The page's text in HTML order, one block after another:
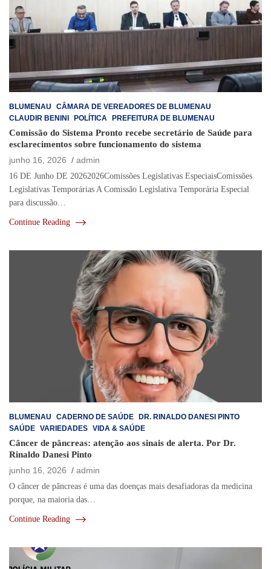
BLUMENAU
CÂMARA DE VEREADORES DE BLUMENAU
CLAUDIR BENINI POLÍTICA PREFEITURA DE BLUMENAU
Comissão do Sistema Pronto recebe secretário de Saúde para
esclarecimentos sobre funcionamento do sistema
junho 16, 2026
admin
16 DE Junho DE 20262026Comissões Legislativas EspeciaisComissões
Legislativas Temporárias A Comissão Legislativa Temporária Especial
para discussão…
Continue Reading
BLUMENAU CADERNO DE SAÚDE DR. RINALDO DANESI PINTO
SAÚDE VARIEDADES VIDA & SAÚDE
Câncer de pâncreas: atenção aos sinais de alerta. Por Dr.
Rinaldo Danesi Pinto
junho 16, 2026
admin
O câncer de pâncreas é uma das doenças mais desafiadoras da medicina
porque, na maioria das…
Continue Reading